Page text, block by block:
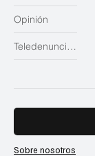
Opinión
Teledenuncias
Sobre nosotros